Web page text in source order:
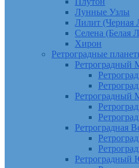
Лунные Узлы
Лилит (Черная
Селена (Белая
Хирон
Ретроградные
Ретроградный
Ретроградный
Ретроградная
Ретроградный